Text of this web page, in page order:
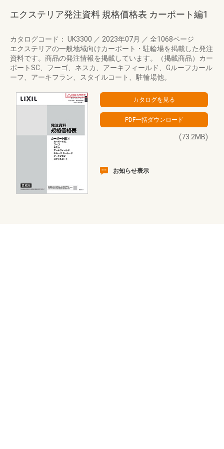
エクステリア発注資料 規格価格表 カーポート編1
カタログコード： UK3300 ／ 2023年07月 ／ 全1068ページ
エクステリアの一般地域向けカーポート・駐輪場を掲載した発注
資料です。商品の発注情報を掲載しています。（掲載商品）カー
ポートSC、フーゴ、ネスカ、アーキフィールド、Gルーフカール
ーフ、アーキフラン、スタイルコート、駐輪場他。
(73.2MB)
お知らせ表示